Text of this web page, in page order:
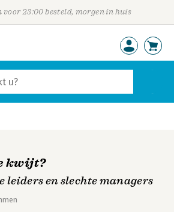
voor 23:00 besteld, morgen in huis
kwijt?
leiders en slechte managers